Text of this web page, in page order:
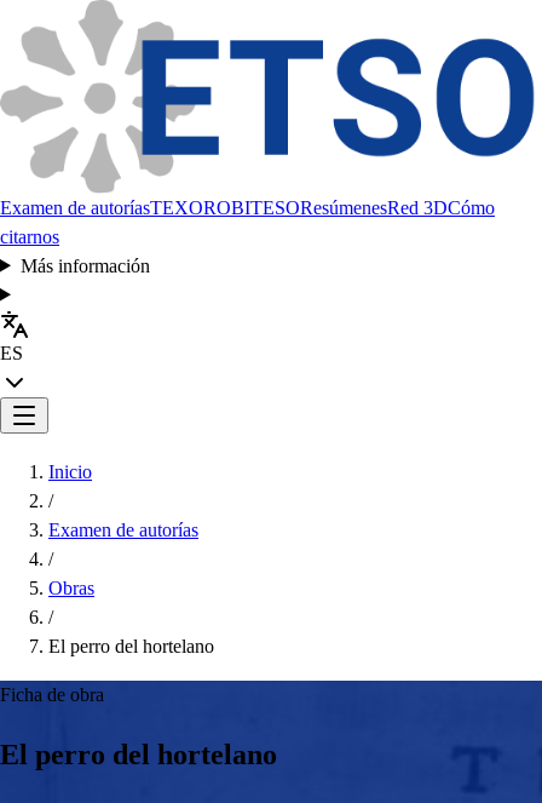
Examen de autoríasTEXOROBITESOResúmenesRed 3DCómo
citarnos
Más información
ES
Inicio
/
Examen de autorías
/
Obras
/
El perro del hortelano
Ficha de obra
El perro del hortelano